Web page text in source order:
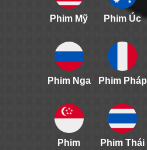
Phim Mỹ Phim Úc
Phim Nga Phim Pháp
Phim
Phim Thái